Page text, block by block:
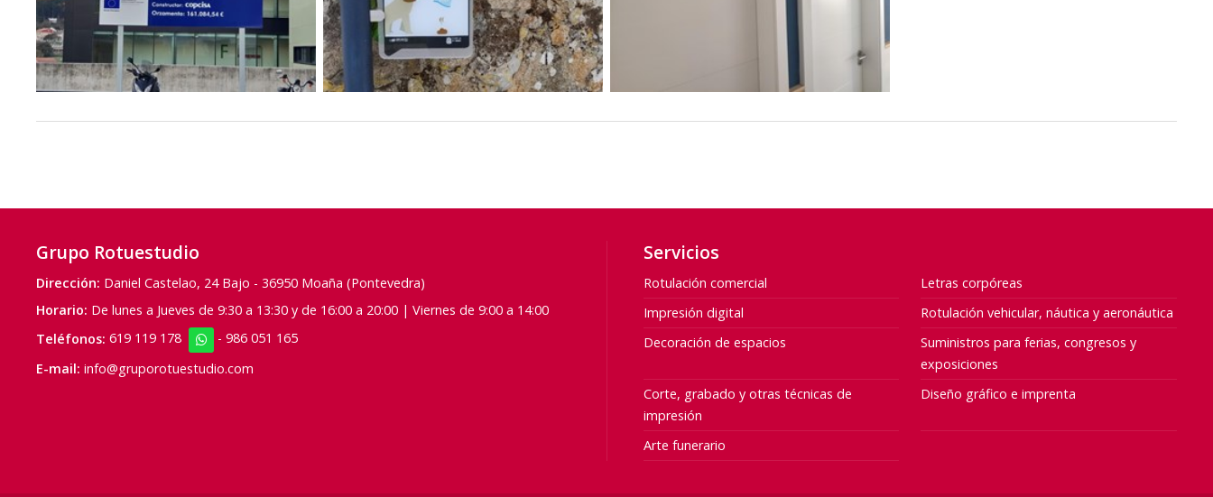
Grupo Rotuestudio
Dirección: Daniel Castelao, 24 Bajo - 36950 Moaña (Pontevedra)
Horario: De lunes a Jueves de 9:30 a 13:30 y de 16:00 a 20:00 | Viernes de 9:00 a 14:00
Teléfonos: 619 119 178 - 986 051 165
E-mail: info@gruporotuestudio.com
Servicios
Rotulación comercial
Letras corpóreas
Impresión digital
Rotulación vehicular, náutica y aeronáutica
Decoración de espacios
Suministros para ferias, congresos y
exposiciones
Corte, grabado y otras técnicas de
impresión
Diseño gráfico e imprenta
Arte funerario